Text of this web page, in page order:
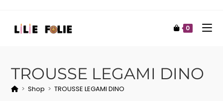
0
TROUSSE LEGAMI DINO
> Shop > TROUSSE LEGAMI DINO